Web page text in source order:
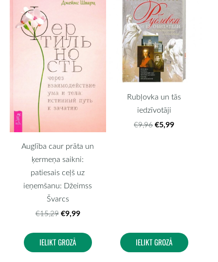
Auglība caur prāta un
ķermeņa saikni:
patiesais ceļš uz
ieņemšanu: Džeimss
Švarcs
€15,29 €9,99
IELIKT GROZĀ
Rubļovka un tās
iedzīvotāji
€9,96 €5,99
IELIKT GROZĀ